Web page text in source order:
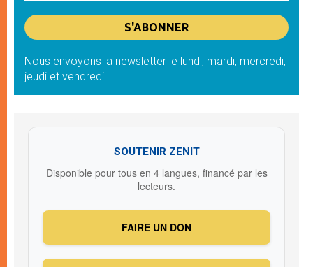
Nous envoyons la newsletter le lundi, mardi, mercredi,
jeudi et vendredi
SOUTENIR ZENIT
Disponible pour tous en 4 langues, financé par les
lecteurs.
FAIRE UN DON